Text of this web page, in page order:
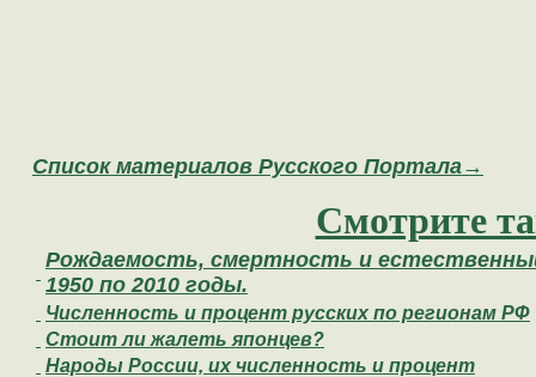
Список материалов Русского Портала→
Смотрите
Рождаемость, смертность и
1950 по 2010 годы.
Численность и процент русских по регионам РФ
Стоит ли жалеть японцев?
Народы России, их численность и процент